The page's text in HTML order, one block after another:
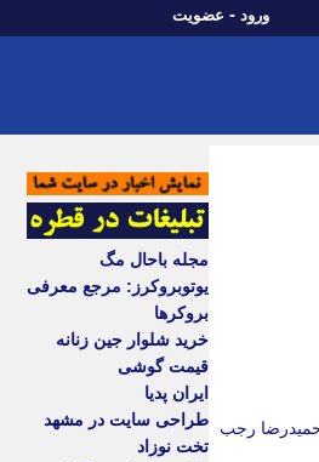
ورود - عضویت
حمیدرضا رجب
مجله باحال مگ
یوتوبروکرز: مرجع معرفی
بروکرها
خرید شلوار جین زنانه
قیمت گوشی
ایران پدیا
طراحی سایت در مشهد
تخت نوزاد